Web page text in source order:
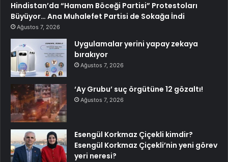
Hindistan’da “Hamam Böceği Partisi” Protestoları
Büyüyor… Ana Muhalefet Partisi de Sokağa İndi
Ağustos 7, 2026
Uygulamalar yerini yapay zekaya
bırakıyor
Ağustos 7, 2026
‘Ay Grubu’ suç örgütüne 12 gözaltı!
Ağustos 7, 2026
Esengül Korkmaz Çiçekli kimdir?
Esengül Korkmaz Çiçekli’nin yeni görev
yeri neresi?